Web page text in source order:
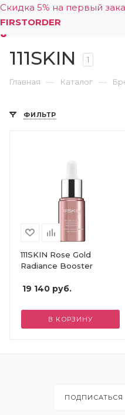
Скидка 5% на первый
FIRSTORDER
111SKIN 1
Главная — Каталог —
ФИЛЬТР
111SKIN Rose Gold
Radiance Booster
19 140 руб.
В КОРЗИНУ
ПОДПИСАТЬСЯ